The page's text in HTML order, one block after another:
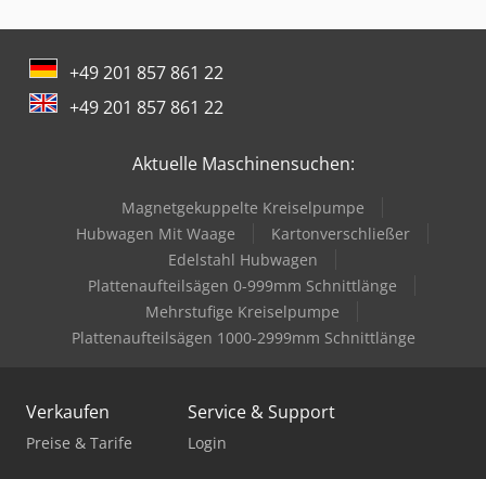
Elumatec Mgs 72/30
Elumatec Mms 200
Elumatec Sbz 140
Elumatec Sbz 122/75
Elumatec Sbz 130
Elumatec Sbz 131
Elumatec Sbz 150
Elumatec Sbz 608
Geibel & Hotz Fs 1050 Gt Cnc
+49 201 857 861 22
+49 201 857 861 22
Aktuelle Maschinensuchen:
Magnetgekuppelte Kreiselpumpe
Hubwagen Mit Waage
Kartonverschließer
Edelstahl Hubwagen
Plattenaufteilsägen 0-999mm Schnittlänge
Mehrstufige Kreiselpumpe
Plattenaufteilsägen 1000-2999mm Schnittlänge
Verkaufen
Preise & Tarife
Service & Support
Login